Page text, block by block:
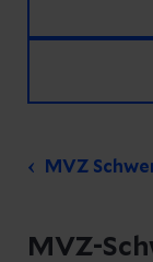
MVZ
MVZ-